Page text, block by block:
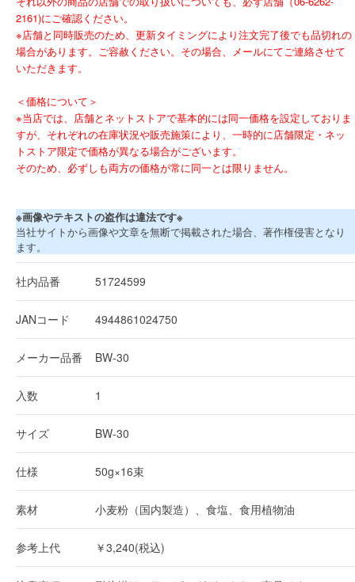
2161)にご確認ください。
※店舗と同時販売のため、更新タイミングにより注文完了後でも品切れの
場合があります。ご容赦ください。その場合、メールにてご連絡させて
いただきます。
＜価格について＞
※当店では、店舗とネットストアで基本的には同一価格を設定しておりま
すが、それぞれの在庫状況や販売施策により、一時的に店舗限定・ネッ
トストア限定で価格が異なる場合がございます。
そのため、必ずしも両方の価格が常に同一とは限りません。
※画像やテキストの盗作は違法です※
当社サイトから画像や文章を無断で掲載された場合、著作権侵害となり
ます。
社内品番 51724599
JANコード 4944861024750
メーカー品番 BW-30
入数 1
サイズ BW-30
仕様 50g×16束
素材 小麦粉（国内製造）、食塩、食用植物油
参考上代 ￥3,240(税込)